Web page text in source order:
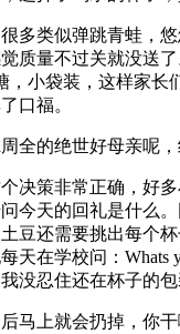
多类似弹跳青蛙，
质量不过关就没送
，小袋装，这样家长
口福。
全的绝世好母亲呢，
决策非常正确，好
今天的回礼是什么
豆还需要挑出每个
天在学校问：Whats
没忍住还在杯子的包
马上就会扔掉，你干